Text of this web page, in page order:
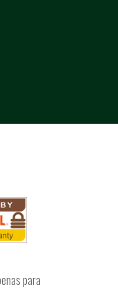
para